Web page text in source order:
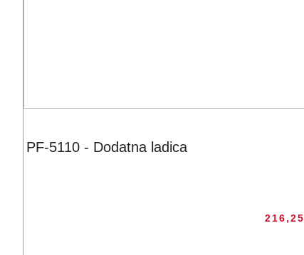
PF-5110 - Dodatna ladica
216,25